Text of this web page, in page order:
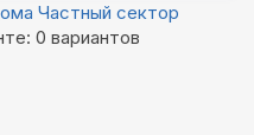
Частный сектор
0 вариантов